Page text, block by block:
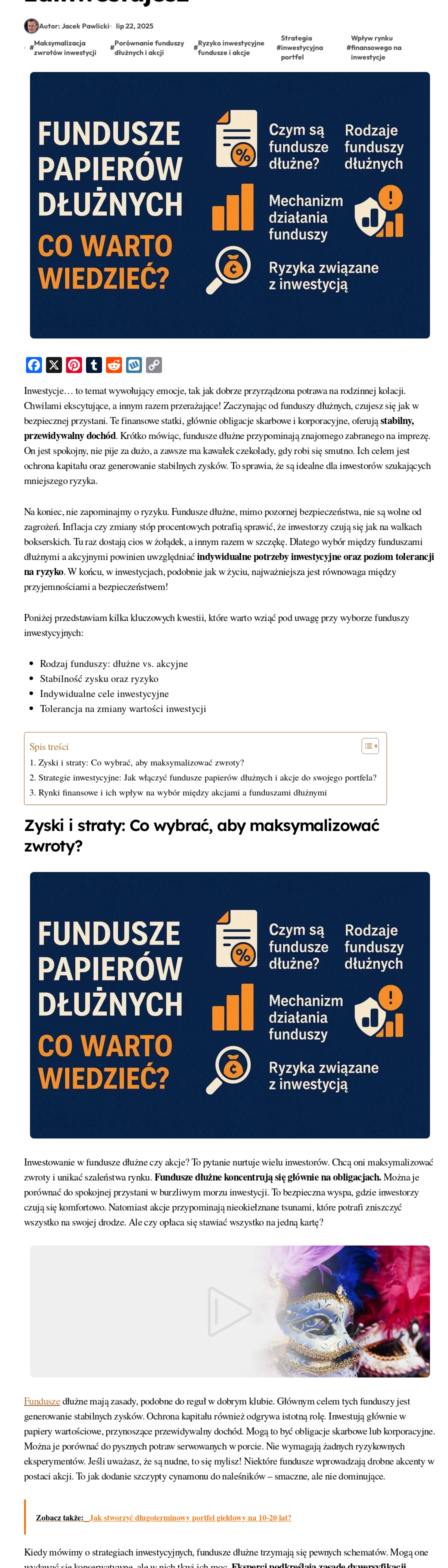
Autor: Jacek Pawlicki lip 22, 2025
#
Maksymalizacja
zwrotów inwestycji
#
Porównanie funduszy
dłużnych i akcji
#
Ryzyko inwestycyjne
fundusze i akcje
#
Strategia
inwestycyjna
portfel
#
Wpływ rynku
finansowego na
inwestycje
Facebook
X Pinterest
Tumblr
RedditWykop
Inwestycje… to temat wywołujący emocje, tak jak dobrze przyrządzona potrawa na rodzinnej kolacji.
Chwilami ekscytujące, a innym razem przerażające! Zaczynając od funduszy dłużnych, czujesz się jak w
bezpiecznej przystani. Te finansowe statki, głównie obligacje skarbowe i korporacyjne, oferująstabilny,
przewidywalny dochód. Krótko mówiąc, fundusze dłużne przypominają znajomego zabranego na imprezę.
On jest spokojny, nie pije za dużo, a zawsze ma kawałek czekolady, gdy robi się smutno. Ich celem jest
ochrona kapitału oraz generowanie stabilnych zysków. To sprawia, że są idealne dla inwestorów szukających
mniejszego ryzyka.
Na koniec, nie zapominajmy o ryzyku. Fundusze dłużne, mimo pozornej bezpieczeństwa, nie są wolne od
zagrożeń. Inflacja czy zmiany stóp procentowych potrafią sprawić, że inwestorzy czują się jak na walkach
bokserskich. Tu raz dostają cios w żołądek, a innym razem w szczękę. Dlatego wybór między funduszami
dłużnymi a akcyjnymi powinien uwzględniaćindywidualne potrzeby inwestycyjne oraz poziom tolerancji
na ryzyko. W końcu, w inwestycjach, podobnie jak w życiu, najważniejsza jest równowaga między
przyjemnościami a bezpieczeństwem!
Poniżej przedstawiam kilka kluczowych kwestii, które warto wziąć pod uwagę przy wyborze funduszy
inwestycyjnych:
Rodzaj funduszy: dłużne vs. akcyjne
Stabilność zysku oraz ryzyko
Indywidualne cele inwestycyjne
Tolerancja na zmiany wartości inwestycji
Spis treści
Zyski i straty: Co wybrać, aby maksymalizować zwroty?
Strategie inwestycyjne: Jak włączyć fundusze papierów dłużnych i akcje do swojego portfela?
Rynki finansowe i ich wpływ na wybór między akcjami a funduszami dłużnymi
Zyski i straty: Co wybrać, aby maksymalizować
zwroty?
Inwestowanie w fundusze dłużne czy akcje? To pytanie nurtuje wielu inwestorów. Chcą oni maksymalizować
zwroty i unikać szaleństwa rynku.Fundusze dłużne koncentrują się głównie na obligacjach.Można je
porównać do spokojnej przystani w burzliwym morzu inwestycji. To bezpieczna wyspa, gdzie inwestorzy
czują się komfortowo. Natomiast akcje przypominają nieokiełznane tsunami, które potrafi zniszczyć
wszystko na swojej drodze. Ale czy opłaca się stawiać wszystko na jedną kartę?
Funduszedłużne mają zasady, podobne do reguł w dobrym klubie. Głównym celem tych funduszy jest
generowanie stabilnych zysków. Ochrona kapitału również odgrywa istotną rolę. Inwestują głównie w
papiery wartościowe, przynoszące przewidywalny dochód. Mogą to być obligacje skarbowe lub korporacyjne.
Można je porównać do pysznych potraw serwowanych w porcie. Nie wymagają żadnych ryzykownych
eksperymentów. Jeśli uważasz, że są nudne, to się mylisz! Niektóre fundusze wprowadzają drobne akcenty w
postaci akcji. To jak dodanie szczypty cynamonu do naleśników – smaczne, ale nie dominujące.
Zobacz także: Jak stworzyć długoterminowy portfel giełdowy na 10-20 lat?
Kiedy mówimy o strategiach inwestycyjnych, fundusze dłużne trzymają się pewnych schematów. Mogą one